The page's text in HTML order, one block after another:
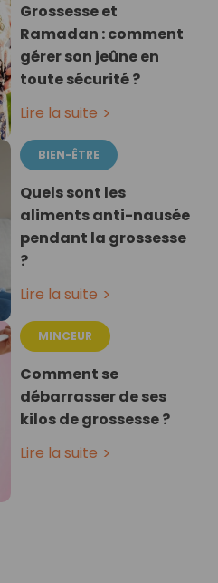
Grossesse et
Ramadan : comment
gérer son jeûne en
toute sécurité ?
Lire la suite
BIEN-ÊTRE
Quels sont les
aliments anti-nausée
pendant la grossesse
?
Lire la suite
MINCEUR
Comment se
débarrasser de ses
kilos de grossesse ?
Lire la suite